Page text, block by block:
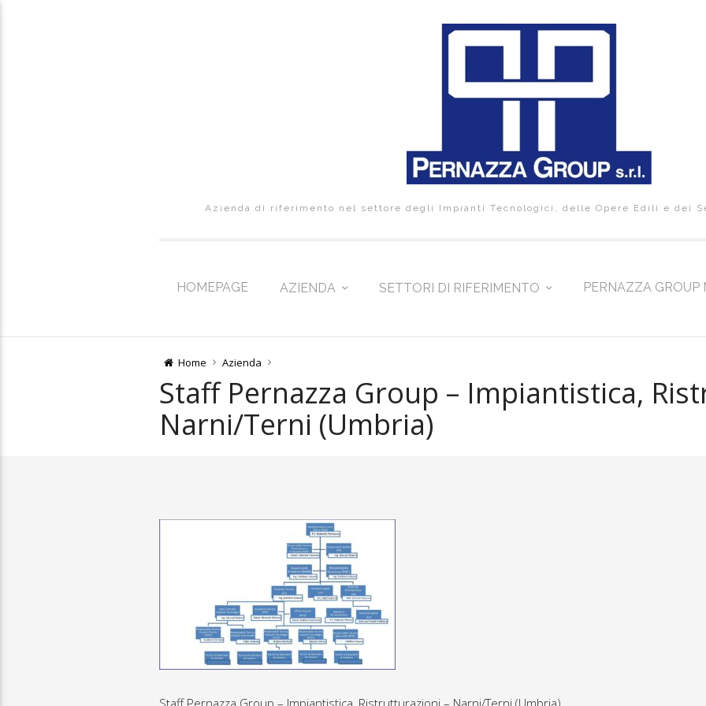
Azienda di riferimento nel settore degli Impianti Tecnologici, delle Opere Edili e dei
HOMEPAGE AZIENDA SETTORI DI RIFERIMENTO PERNAZZA GROUP
Home Azienda
Staff Pernazza Group – Impiantistica,
Narni/Terni (Umbria)
Staff Pernazza Group – Impiantistica, Ristrutturazioni – Narni/Terni (Umbria)